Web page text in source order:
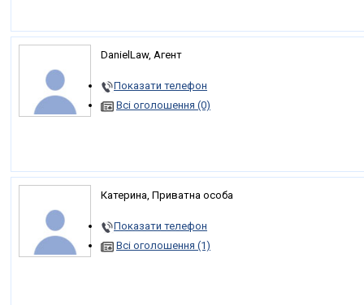
DanielLaw, Агент
Показати телефон
Всі оголошення (0)
Катерина, Приватна особа
Показати телефон
Всі оголошення (1)